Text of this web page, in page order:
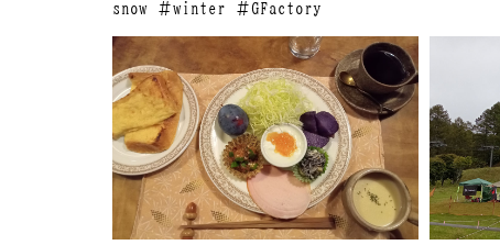
snow ＃winter ＃GFactory